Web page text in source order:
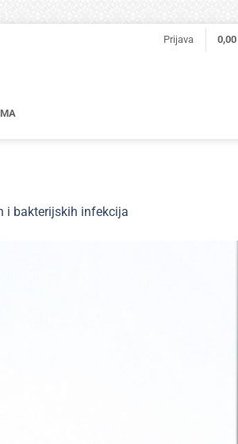
Prijava 0,00
i bakterijskih infekcija